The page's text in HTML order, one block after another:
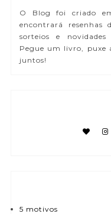
O Blog foi criado
encontrará resenhas
sorteios e
Pegue um livro, puxe
juntos!
5 motivos